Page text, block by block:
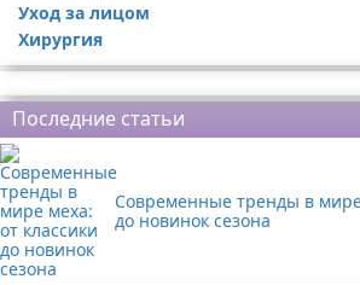
Уход за лицом
Хирургия
Последние статьи
Современные тренды в мире
до новинок сезона